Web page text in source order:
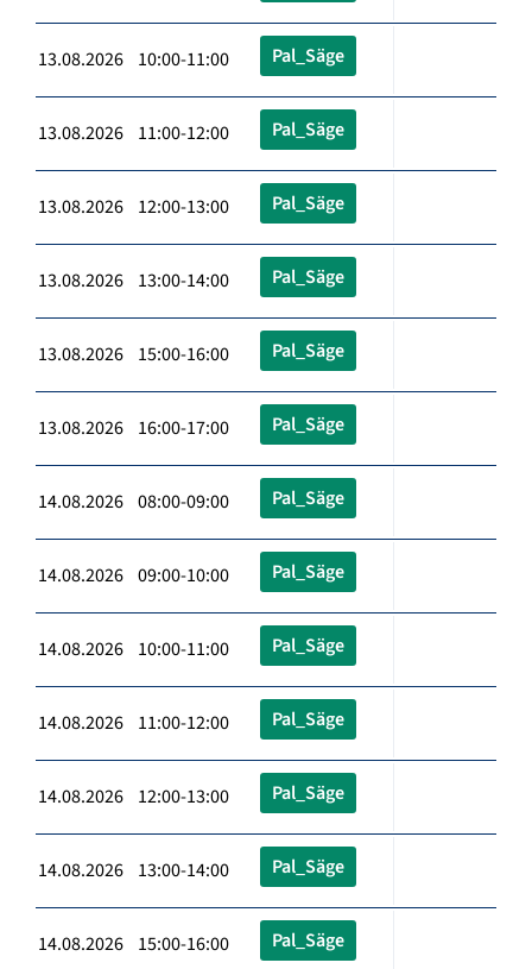
13.08.2026 10:00-11:00 Pal_Säge
13.08.2026 11:00-12:00 Pal_Säge
13.08.2026 12:00-13:00 Pal_Säge
13.08.2026 13:00-14:00 Pal_Säge
13.08.2026 15:00-16:00 Pal_Säge
13.08.2026 16:00-17:00 Pal_Säge
14.08.2026 08:00-09:00 Pal_Säge
14.08.2026 09:00-10:00 Pal_Säge
14.08.2026 10:00-11:00 Pal_Säge
14.08.2026 11:00-12:00 Pal_Säge
14.08.2026 12:00-13:00 Pal_Säge
14.08.2026 13:00-14:00 Pal_Säge
14.08.2026 15:00-16:00 Pal_Säge